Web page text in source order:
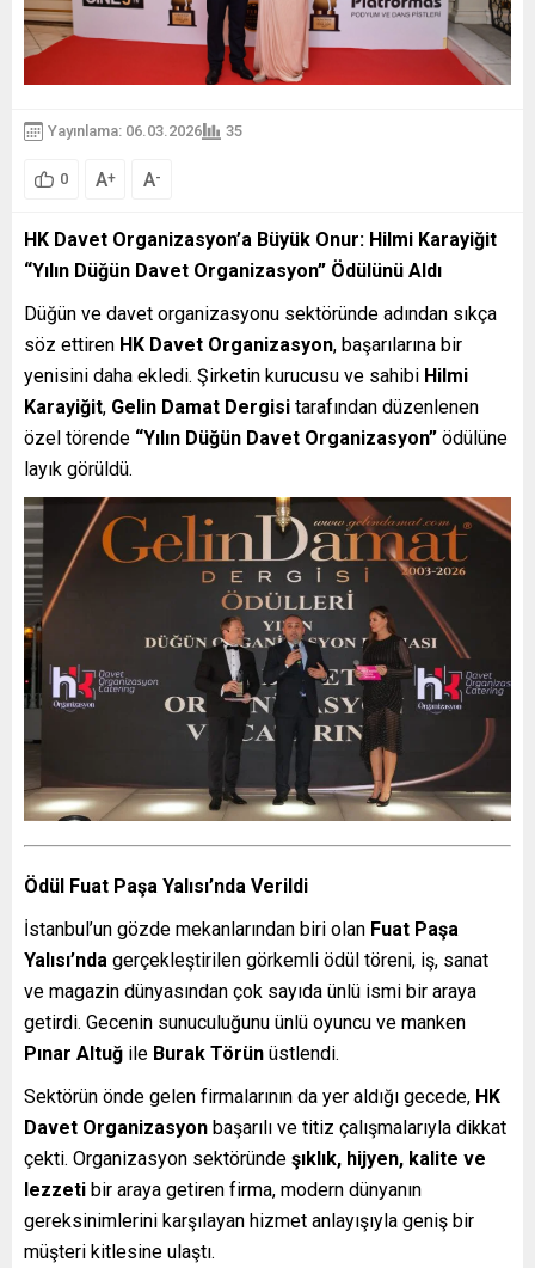
Yayınlama: 06.03.2026 35
0 A+ A-
HK Davet Organizasyon’a Büyük Onur: Hilmi Karayiğit
“Yılın Düğün Davet Organizasyon” Ödülünü Aldı
Düğün ve davet organizasyonu sektöründe adından sıkça
söz ettiren HK Davet Organizasyon, başarılarına bir
yenisini daha ekledi. Şirketin kurucusu ve sahibi Hilmi
Karayiğit, Gelin Damat Dergisi tarafından düzenlenen
özel törende “Yılın Düğün Davet Organizasyon” ödülüne
layık görüldü.
Ödül Fuat Paşa Yalısı’nda Verildi
İstanbul’un gözde mekanlarından biri olan Fuat Paşa
Yalısı’nda gerçekleştirilen görkemli ödül töreni, iş, sanat
ve magazin dünyasından çok sayıda ünlü ismi bir araya
getirdi. Gecenin sunuculuğunu ünlü oyuncu ve manken
Pınar Altuğ ile Burak Törün üstlendi.
Sektörün önde gelen firmalarının da yer aldığı gecede, HK
Davet Organizasyon başarılı ve titiz çalışmalarıyla dikkat
çekti. Organizasyon sektöründe şıklık, hijyen, kalite ve
lezzeti bir araya getiren firma, modern dünyanın
gereksinimlerini karşılayan hizmet anlayışıyla geniş bir
müşteri kitlesine ulaştı.